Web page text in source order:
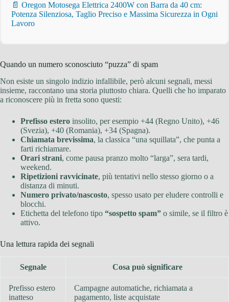
📄 Oregon Motosega Elettrica 2400W con Barra da 40 cm:
Potenza Silenziosa, Taglio Preciso e Massima Sicurezza in Ogni
Lavoro
Quando un numero sconosciuto “puzza” di spam
Non esiste un singolo indizio infallibile, però alcuni segnali, messi
insieme, raccontano una storia piuttosto chiara. Quelli che ho imparato
a riconoscere più in fretta sono questi:
Prefisso estero insolito, per esempio +44 (Regno Unito), +46
(Svezia), +40 (Romania), +34 (Spagna).
Chiamata brevissima, la classica “una squillata”, che punta a
farti richiamare.
Orari strani, come pausa pranzo molto “larga”, sera tardi,
weekend.
Ripetizioni ravvicinate, più tentativi nello stesso giorno o a
distanza di minuti.
Numero privato/nascosto, spesso usato per eludere controlli e
blocchi.
Etichetta del telefono tipo “sospetto spam” o simile, se il filtro è
attivo.
Una lettura rapida dei segnali
Segnale Cosa può significare
Prefisso estero
inatteso
Campagne automatiche, richiamata a
pagamento, liste acquistate